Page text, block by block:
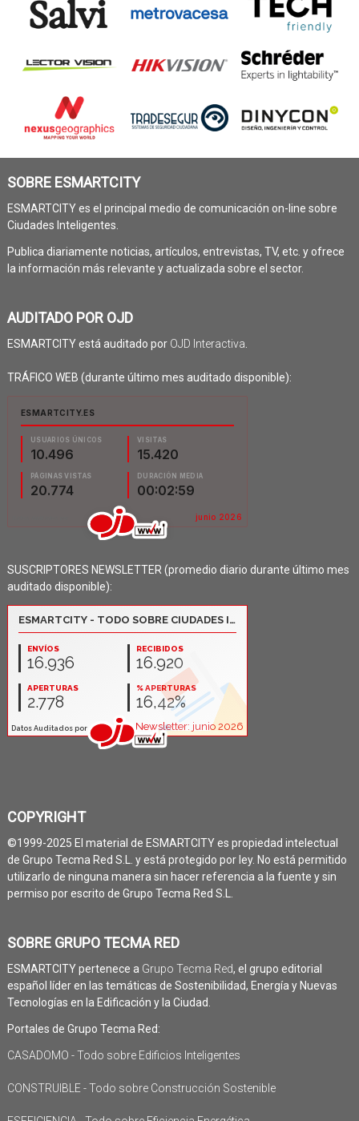
SOBRE ESMARTCITY
ESMARTCITY es el principal medio de comunicación on-line sobre
Ciudades Inteligentes.
Publica diariamente noticias, artículos, entrevistas, TV, etc. y ofrece
la información más relevante y actualizada sobre el sector.
AUDITADO POR OJD
ESMARTCITY está auditado por OJD Interactiva
TRÁFICO WEB (durante último mes auditado disponible):
SUSCRIPTORES NEWSLETTER (promedio diario durante último mes
auditado disponible):
COPYRIGHT
©1999-2025 El material de ESMARTCITY es propiedad intelectual
de Grupo Tecma Red S.L. y está protegido por ley. No está permitido
utilizarlo de ninguna manera sin hacer referencia a la fuente y sin
permiso por escrito de Grupo Tecma Red S.L.
SOBRE GRUPO TECMA RED
ESMARTCITY pertenece a Grupo Tecma Red, el grupo editorial
español líder en las temáticas de Sostenibilidad, Energía y Nuevas
Tecnologías en la Edificación y la Ciudad.
Portales de Grupo Tecma Red:
CASADOMO - Todo sobre Edificios Inteligentes
CONSTRUIBLE - Todo sobre Construcción Sostenible